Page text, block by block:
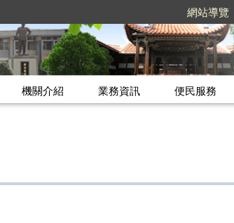
網站導覽
機關介紹 業務資訊 便民服務